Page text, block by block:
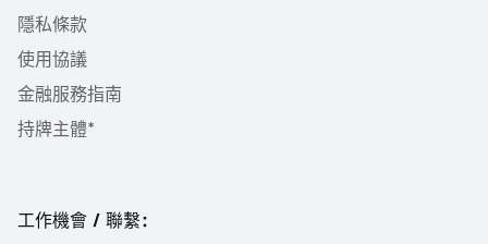
隱私條款
使用協議
金融服務指南
持牌主體*
工作機會 / 聯繫：